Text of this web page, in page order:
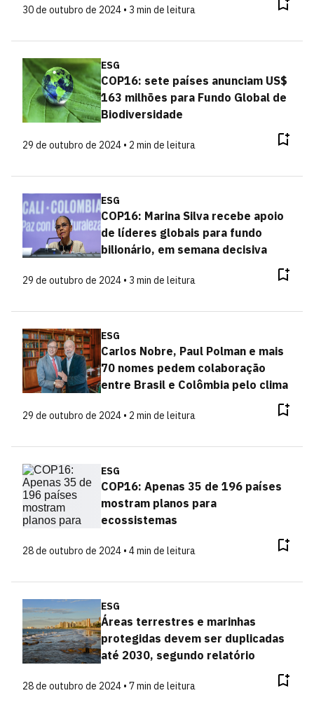
30 de outubro de 2024 • 3 min de leitura
ESG
COP16: sete países anunciam US$
163 milhões para Fundo Global de
Biodiversidade
29 de outubro de 2024 • 2 min de leitura
ESG
COP16: Marina Silva recebe apoio
de líderes globais para fundo
bilionário, em semana decisiva
29 de outubro de 2024 • 3 min de leitura
ESG
Carlos Nobre, Paul Polman e mais
70 nomes pedem colaboração
entre Brasil e Colômbia pelo clima
29 de outubro de 2024 • 2 min de leitura
ESG
COP16: Apenas 35 de 196 países
mostram planos para
ecossistemas
28 de outubro de 2024 • 4 min de leitura
ESG
Áreas terrestres e marinhas
protegidas devem ser duplicadas
até 2030, segundo relatório
28 de outubro de 2024 • 7 min de leitura